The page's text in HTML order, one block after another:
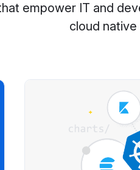
empower IT and
cloud